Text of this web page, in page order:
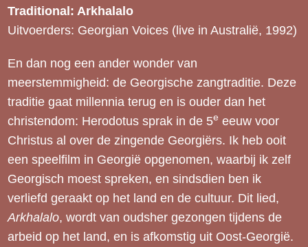
Traditional: Arkhalalo
Uitvoerders: Georgian Voices (live in Australië, 1992)
En dan nog een ander wonder van
meerstemmigheid: de Georgische zangtraditie. Deze
traditie gaat millennia terug en is ouder dan het
christendom: Herodotus sprak in de 5e eeuw voor
Christus al over de zingende Georgiërs. Ik heb ooit
een speelfilm in Georgië opgenomen, waarbij ik zelf
Georgisch moest spreken, en sindsdien ben ik
verliefd geraakt op het land en de cultuur. Dit lied,
Arkhalalo, wordt van oudsher gezongen tijdens de
arbeid op het land, en is afkomstig uit Oost-Georgië.